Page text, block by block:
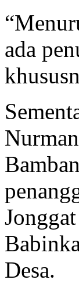
ada
Desa.